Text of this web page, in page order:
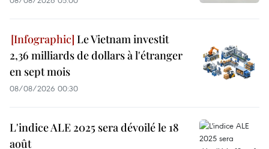
Le Vietnam investit
2,36 milliards de dollars à l'étranger
en sept mois
08/08/2026 00:30
L'indice ALE 2025 sera dévoilé le 18
août